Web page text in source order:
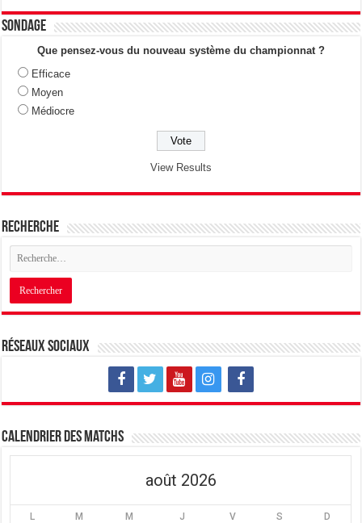
Sondage
Que pensez-vous du nouveau système du championnat ?
Efficace
Moyen
Médiocre
View Results
Recherche
Réseaux sociaux
Calendrier des matchs
août 2026
L M M J V S D